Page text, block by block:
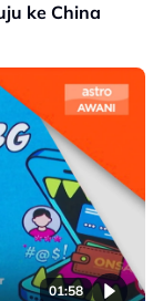
ke China
01:58